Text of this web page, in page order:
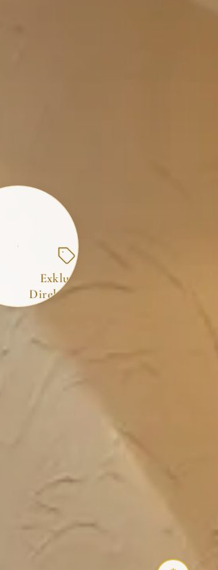
Exklusiver
Direktbucher-